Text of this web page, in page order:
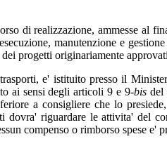
di realizzazione, ammesse al
manutenzione e
progetti originariamente
e' istituito presso il
ai sensi degli articoli 9 e 9-bis del
a consigliere che lo
dovra' riguardare le attivita' del
compenso o rimborso spese e'